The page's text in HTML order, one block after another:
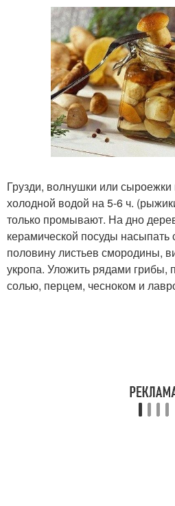
Грузди, волнушки или
холодной водой на 5-6 ч.
только промывают. На дно
керамической посуды насыпать
половину листьев смородины,
укропа. Уложить рядами грибы,
солью, перцем, чесноком и